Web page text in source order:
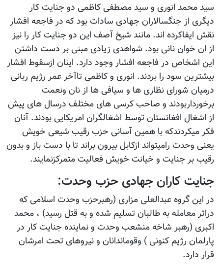
سید محمد انوری و سید مصطفی کاظمی دو جنایت کار
دیگری از جنگسالاران جهادی سادات بود که در فاجعه افشار
نقش ایفاکرده اند. مانند شیخ آصف این دو جنایت کار را نیز
از ان خوان نانی بود. شواهدی زیادی مبنی بر دست داشتن
این اشخاص در فاجعه افشار وجود دارد. اینان ازسقوط افشار
بیشترین سود را بردند. انوری و کاظمی تاآخر عمر رژیم ربانی
درمیان شورای نظاری ها و سیافی ها از نان ونعمت
برخورداربودند و صاحب کرسی های مختلف درسال های پیش
از اشغال افغانستان توسط اشغالگران امریکایی بودند. آنان
فکر میکردندکه با همین آسانی حزب رقیب شیعی خویش
یعنی وحدت رامیتواند ازکابل بیرون براند تا با دست باز و بدون
رقیب بر جنایت و خیانت خویش فعالیت متمرکزنمایند.
جنایت کاران جهادی حزب وحدت:
در این گروه عبدالعلی مزاری (رهبرحزب وحدت اسلامی که
دراثر معامله به طالبان تسلیم شده و به قتل رسید) ، محمد
اکبری (رهبر شاخه منشعب وحدت و نماینده جنایت کار در
پارلمان رژیم کنونی ) وقوماندانان و نیروهای تحت امرشان
قرار دارد.